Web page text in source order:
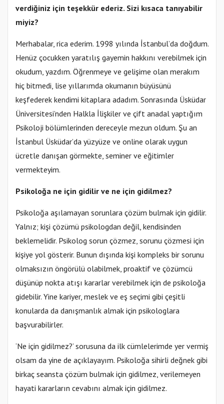
verdiğiniz için teşekkür ederiz. Sizi kısaca tanıyabilir
miyiz?
Merhabalar, rica ederim. 1998 yılında İstanbul’da doğdum.
Henüz çocukken yaratılış gayemin hakkını verebilmek için
okudum, yazdım. Öğrenmeye ve gelişime olan merakım
hiç bitmedi, lise yıllarımda okumanın büyüsünü
keşfederek kendimi kitaplara adadım. Sonrasında Üsküdar
Üniversitesi’nden Halkla İlişkiler ve çift anadal yaptığım
Psikoloji bölümlerinden dereceyle mezun oldum. Şu an
İstanbul Üsküdar’da yüzyüze ve online olarak uygun
ücretle danışan görmekte, seminer ve eğitimler
vermekteyim.
Psikoloğa ne için gidilir ve ne için gidilmez?
Psikoloğa aşılamayan sorunlara çözüm bulmak için gidilir.
Yalnız; kişi çözümü psikologdan değil, kendisinden
beklemelidir. Psikolog sorun çözmez, sorunu çözmesi için
kişiye yol gösterir. Bunun dışında kişi kompleks bir sorunu
olmaksızın öngörülü olabilmek, proaktif ve çözümcü
düşünüp nokta atışı kararlar verebilmek için de psikoloğa
gidebilir. Yine kariyer, meslek ve eş seçimi gibi çeşitli
konularda da danışmanlık almak için psikologlara
başvurabilirler.
‘Ne için gidilmez?’ sorusuna da ilk cümlelerimde yer vermiş
olsam da yine de açıklayayım. Psikoloğa sihirli değnek gibi
birkaç seansta çözüm bulmak için gidilmez, verilemeyen
hayati kararların cevabını almak için gidilmez.